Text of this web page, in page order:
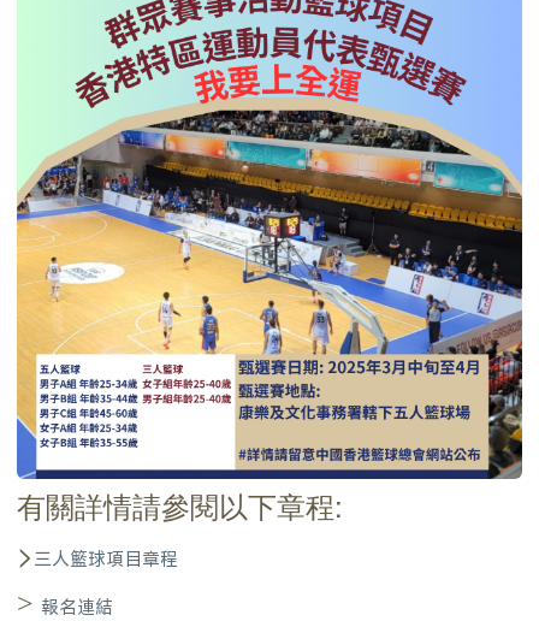
有關詳情請參閱以下章程:
> 三人籃球項目章程
> 報名連結